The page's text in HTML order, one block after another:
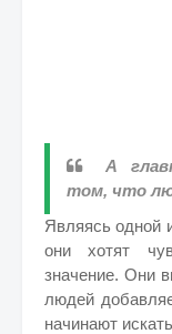
А
том, что
Являясь одной
они хотят
значение. Они
людей
начинают